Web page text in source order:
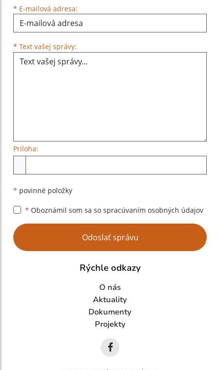
* E-mailová adresa:
* Text vašej správy:
Príloha:
* povinné položky
* Oboznámil som sa so spracúvaním osobných údajov
Google reCaptcha Response
Odoslať správu
Rýchle odkazy
O nás
Aktuality
Dokumenty
Projekty